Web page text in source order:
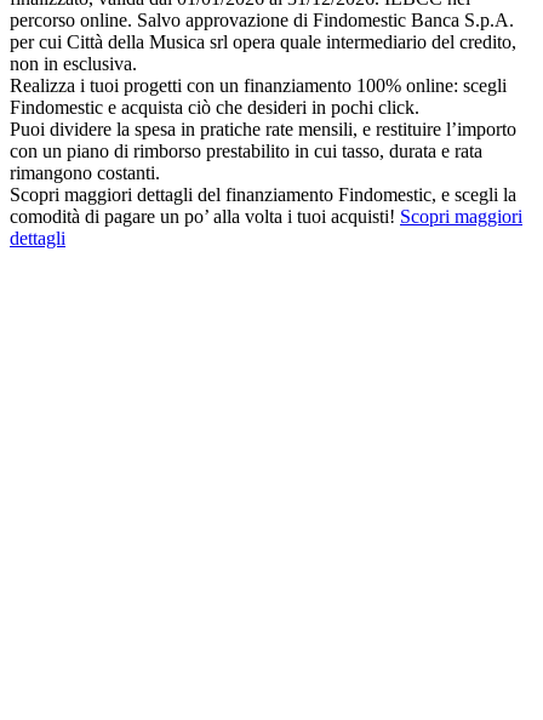
percorso online. Salvo approvazione di Findomestic Banca S.p.A.
per cui Città della Musica srl opera quale intermediario del credito,
non in esclusiva.
Realizza i tuoi progetti con un finanziamento 100% online: scegli
Findomestic e acquista ciò che desideri in pochi click.
Puoi dividere la spesa in pratiche rate mensili, e restituire l’importo
con un piano di rimborso prestabilito in cui tasso, durata e rata
rimangono costanti.
Scopri maggiori dettagli del finanziamento Findomestic, e scegli la
comodità di pagare un po’ alla volta i tuoi acquisti! Scopri maggiori
dettagli